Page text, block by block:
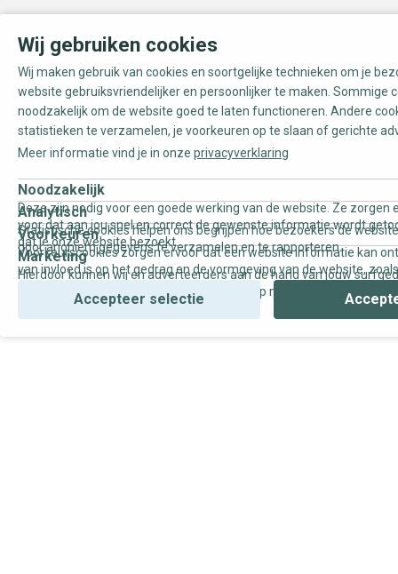
Wij gebruiken cookies
Wij maken gebruik van cookies en soortgelijke technieken om je
website gebruiksvriendelijker en persoonlijker te maken. Sommige
noodzakelijk om de website goed te laten functioneren. Andere
statistieken te verzamelen, je voorkeuren op te slaan of gerichte
Meer informatie vind je in onze privacyverklaring
Noodzakelijk
Deze zijn nodig voor een goede werking van de website. Ze zorgen
voor dat aan jou snel en correct de gewenste informatie wordt
dat je onze website bezoekt.
Analytisch
Statistische cookies helpen ons begrijpen hoe bezoekers de
door anoniem gegevens te verzamelen en te rapporteren.
Voorkeuren
Voorkeurscookies zorgen ervoor dat een website informatie kan
van invloed is op het gedrag en de vormgeving van de website,
Marketing
Hierdoor kunnen wij en adverteerders aan de hand van jouw
gepersonaliseerde online advertenties en op maat gemaakte
Accepteer selectie